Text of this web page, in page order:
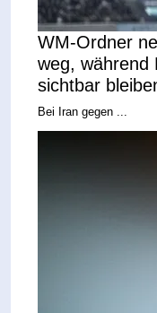
WM-Ordner
weg, während
sichtbar
Bei Iran gegen ...